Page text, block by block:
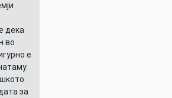
дека
во
е
за